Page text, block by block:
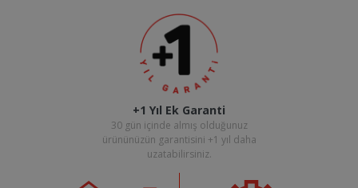
+1 Yıl Ek Garanti
30 gün içinde almış olduğunuz
ürününüzün garantisini +1 yıl daha
uzatabilirsiniz.